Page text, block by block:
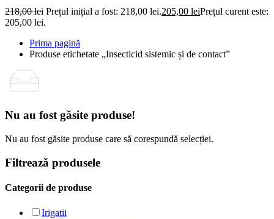
218,00lei Prețul inițial a fost: 218,00 lei.205,00 leiPrețul curent este:
205,00 lei.
Prima pagină
Produse etichetate „Insecticid sistemic și de contact”
Nu au fost găsite produse!
Nu au fost găsite produse care să corespundă selecției.
Filtrează produsele
Categorii de produse
Irigatii